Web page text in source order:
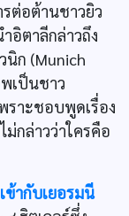
ต่อต้านชาวยิว
อิตาลีกล่าวถึง
นิก (Munich
เป็นชาว
ราะชอบพูดเรื่อง
ม่กล่าวว่าใครคือ
ข้ากับเยอรมนี